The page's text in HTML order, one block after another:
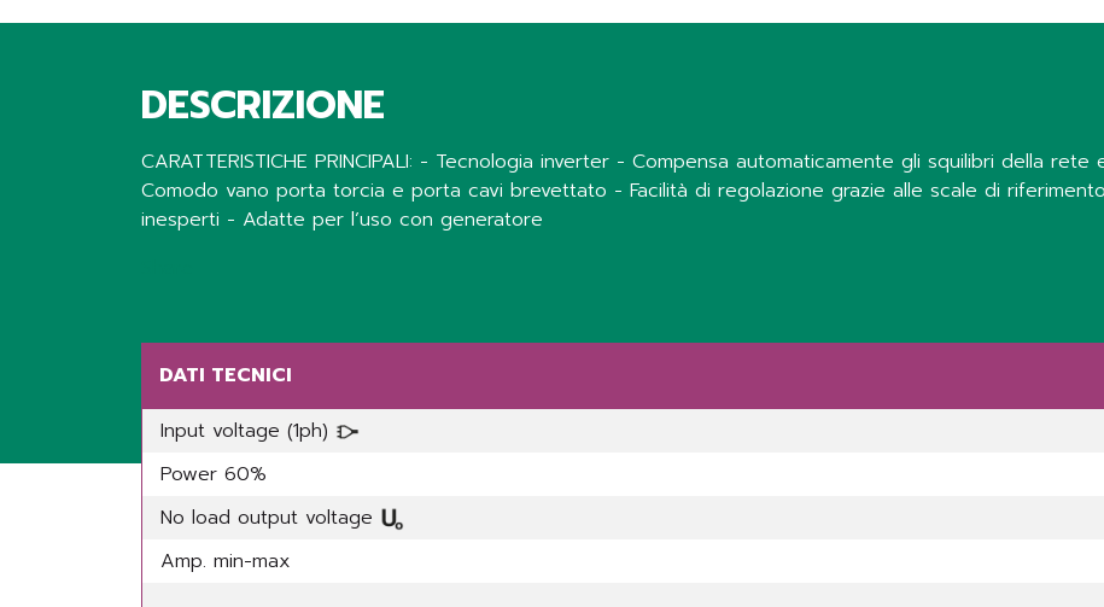
DESCRIZIONE
CARATTERISTICHE PRINCIPALI: - Tecnologia inverter - Compensa automaticamente gli squilibri della
Comodo vano porta torcia e porta cavi brevettato - Facilità di regolazione grazie alle scale di
inesperti - Adatte per l’uso con generatore
DATI TECNICI
Input voltage (1ph)
Power 60%
No load output voltage
Amp. min-max